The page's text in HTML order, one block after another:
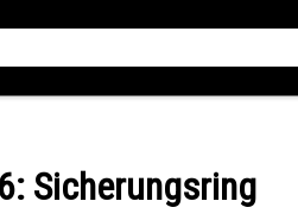
: Sicherungsring